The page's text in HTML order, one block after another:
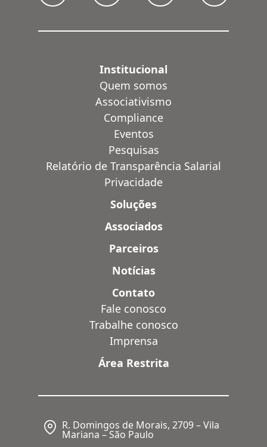
Institucional
Quem somos
Associativismo
Compliance
Eventos
Pesquisas
Relatório de Transparência Salarial
Privacidade
Soluções
Associados
Parceiros
Notícias
Contato
Fale conosco
Trabalhe conosco
Imprensa
Área Restrita
R. Domingos de Morais, 2709 – Vila
Mariana – São Paulo